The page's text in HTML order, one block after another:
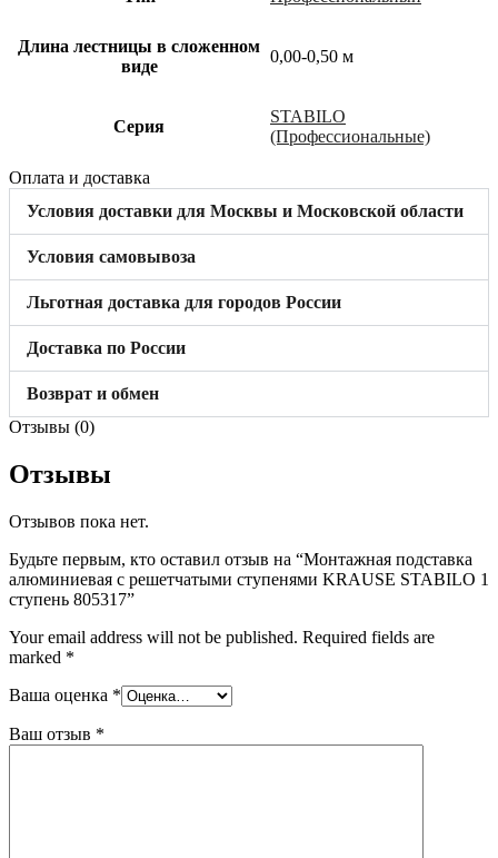
Длина лестницы в сложенном
виде
0,00-0,50 м
Cерия
STABILO
(Профессиональные)
Оплата и доставка
Условия доставки для Москвы и Московской области
Условия самовывоза
Льготная доставка для городов России
Доставка по России
Возврат и обмен
Отзывы (0)
Отзывы
Отзывов пока нет.
Будьте первым, кто оставил отзыв на “Монтажная подставка
алюминиевая с решетчатыми ступенями KRAUSE STABILO 1
ступень 805317”
Your email address will not be published. Required fields are
marked *
Ваша оценка *
Ваш отзыв *